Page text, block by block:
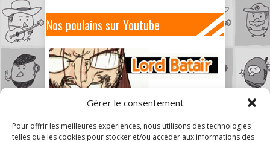
Gérer le consentement
Pour offrir les meilleures expériences, nous utilisons des technologies
telles que les cookies pour stocker et/ou accéder aux informations des
Nos poulains sur Youtube